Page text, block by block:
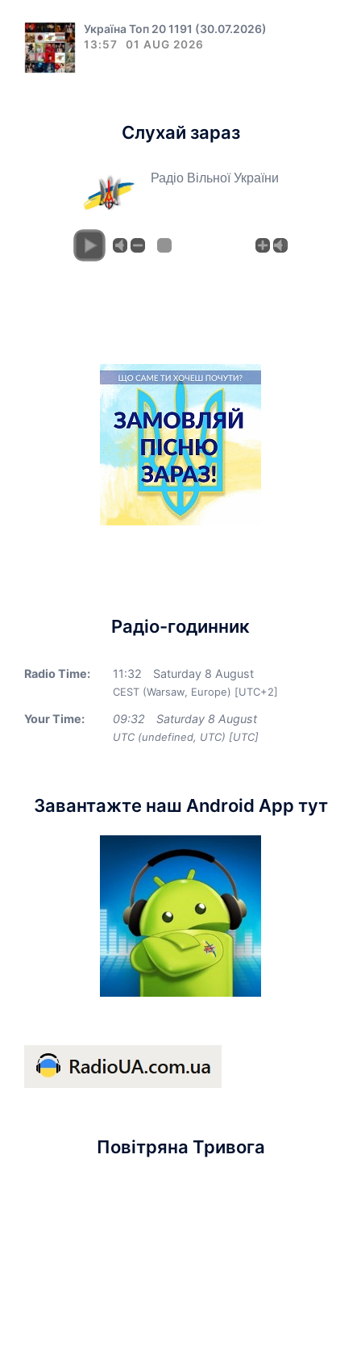
Україна Топ 20 1191 (30.07.2026)
13:57 01 AUG 2026
Слухай зараз
Радіо Вільної України
Радіо-годинник
Radio Time: 11:32 Saturday 8 August
CEST (Warsaw, Europe) [UTC+2]
Your Time: 09:32 Saturday 8 August
UTC (undefined, UTC) [UTC]
Завантажте наш Android App тут
Повітряна Тривога